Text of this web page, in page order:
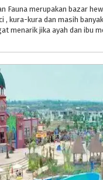
Fauna merupakan bazar
, kura-kura dan masih